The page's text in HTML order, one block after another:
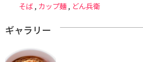
そば, カップ麺, どん兵衛
ギャラリー